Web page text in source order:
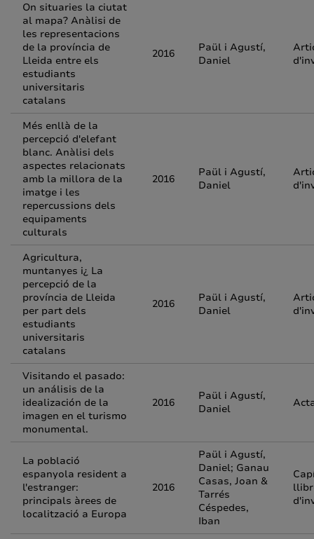
On situaries la ciutat
al mapa? Anàlisi de
les representacions
de la província de
Lleida entre els
estudiants
universitaris
catalans
2016
Paül i Agustí,
Daniel
Més enllà de la
percepció d'elefant
blanc. Anàlisi dels
aspectes relacionats
amb la millora de la
imatge i les
repercussions dels
equipaments
culturals
2016
Paül i Agustí,
Daniel
Agricultura,
muntanyes i¿ La
percepció de la
província de Lleida
per part dels
estudiants
universitaris
catalans
2016
Paül i Agustí,
Daniel
Visitando el pasado:
un análisis de la
idealización de la
imagen en el turismo
monumental.
2016
Paül i Agustí,
Daniel
La població
espanyola resident a
l'estranger:
principals àrees de
localització a Europa
2016
Paül i Agustí,
Daniel; Ganau
Casas, Joan &
Tarrés
Céspedes,
Iban